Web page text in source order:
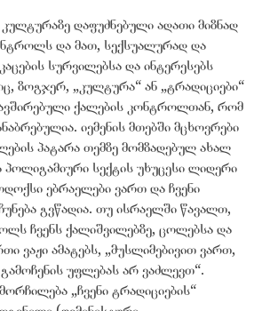
დაფუძნებული ადათი მიზნად
და მათ, სექსუალურად და
სურვილებსა და ინტერესებს
ზოგჯერ, „კულტურა“ ან „ტრადიციები“
ქალების კონტროლთან, რომ
იემენის მთებში მცხოვრები
პატარა თემზე მომზადებულ ახალ
პოლიგამიური სექტის უხუცესი ლიდერი
ებრაელები ვართ და ჩვენი
გვწადია. თუ ისრაელში წავალთ,
ჩვენს ქალიშვილებზე, ცოლებსა და
ვაჟი ამატებს, „მუსლიმებივით ვართ,
უფლებას არ ვაძლევთ“.
„ჩვენი ტრადიციების“